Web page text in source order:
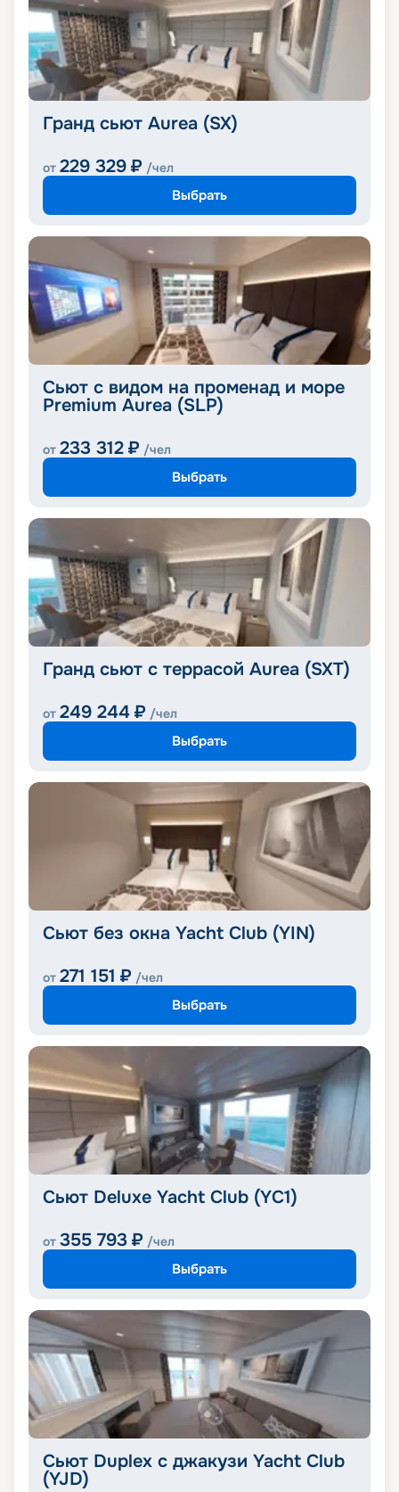
Гранд сьют Aurea (SX)
от 229 329 ₽ /чел
Выбрать
Сьют с видом на променад и море
Premium Aurea (SLP)
от 233 312 ₽ /чел
Выбрать
Гранд сьют с террасой Aurea (SXT)
от 249 244 ₽ /чел
Выбрать
Сьют без окна Yacht Club (YIN)
от 271 151 ₽ /чел
Выбрать
Сьют Deluxe Yacht Club (YC1)
от 355 793 ₽ /чел
Выбрать
Сьют Duplex с джакузи Yacht Club
(YJD)